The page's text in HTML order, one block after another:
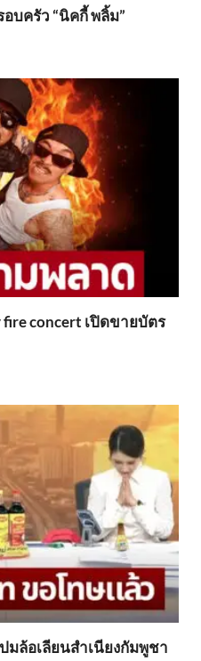
บครัว “นิคกี้ พลิ้ม”
concert เปิดขายบัตร
มล้อเลียนสำเนียงกัมพูชา